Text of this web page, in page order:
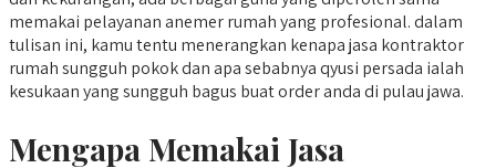
memakai pelayanan anemer rumah yang profesional. dalam
tulisan ini, kamu tentu menerangkan kenapa jasa kontraktor
rumah sungguh pokok dan apa sebabnya qyusi persada ialah
kesukaan yang sungguh bagus buat order anda di pulau jawa.
Mengapa Memakai Jasa